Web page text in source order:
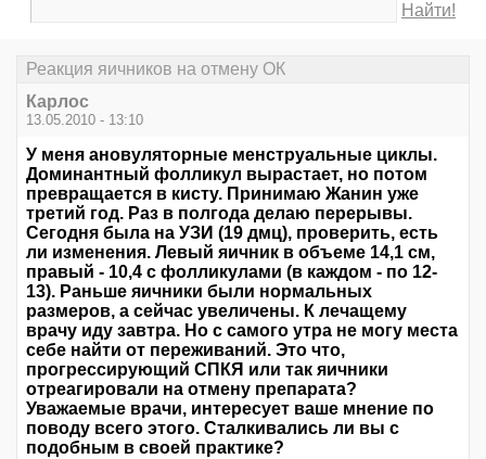
Найти!
Реакция яичников на отмену ОК
Карлос
13.05.2010 - 13:10
У меня ановуляторные менструальные циклы.
Доминантный фолликул вырастает, но потом
превращается в кисту. Принимаю Жанин уже
третий год. Раз в полгода делаю перерывы.
Сегодня была на УЗИ (19 дмц), проверить, есть
ли изменения. Левый яичник в объеме 14,1 см,
правый - 10,4 с фолликулами (в каждом - по 12-
13). Раньше яичники были нормальных
размеров, а сейчас увеличены. К лечащему
врачу иду завтра. Но с самого утра не могу места
себе найти от переживаний. Это что,
прогрессирующий СПКЯ или так яичники
отреагировали на отмену препарата?
Уважаемые врачи, интересует ваше мнение по
поводу всего этого. Сталкивались ли вы с
подобным в своей практике?